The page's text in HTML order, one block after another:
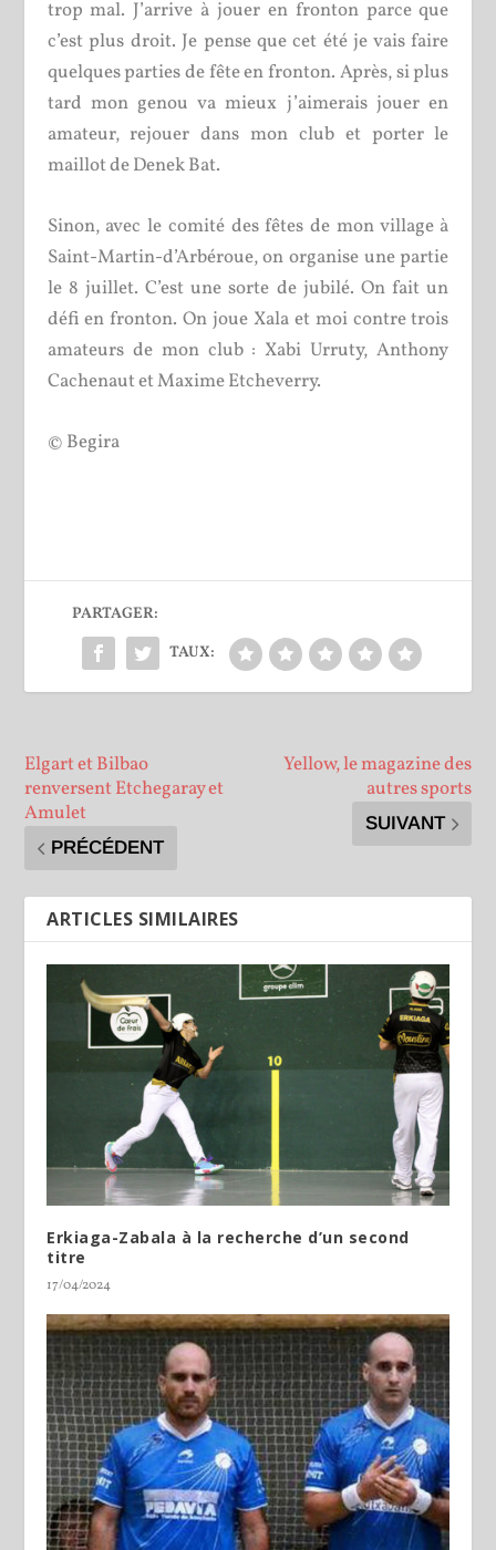
trop mal. J’arrive à jouer en fronton parce que
c’est plus droit. Je pense que cet été je vais faire
quelques parties de fête en fronton. Après, si plus
tard mon genou va mieux j’aimerais jouer en
amateur, rejouer dans mon club et porter le
maillot de Denek Bat.
Sinon, avec le comité des fêtes de mon village à
Saint-Martin-d’Arbéroue, on organise une partie
le 8 juillet. C’est une sorte de jubilé. On fait un
défi en fronton. On joue Xala et moi contre trois
amateurs de mon club : Xabi Urruty, Anthony
Cachenaut et Maxime Etcheverry.
© Begira
PARTAGER:
TAUX:
Elgart et Bilbao
renversent Etchegaray et
Amulet
PRÉCÉDENT
Yellow, le magazine des
autres sports
SUIVANT
ARTICLES SIMILAIRES
Erkiaga-Zabala à la recherche d’un second
titre
17/04/2024